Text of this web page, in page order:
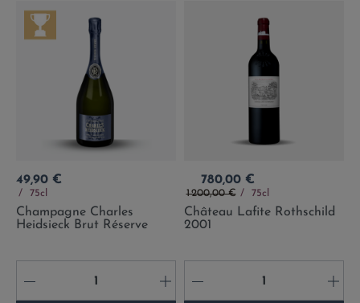
Prix
49,90 €
75cl
Champagne Charles
Heidsieck Brut Réserve
- +
Prix
780,00 €
Prix de base
1 200,00 € 75cl
Château Lafite Rothschild
2001
- +